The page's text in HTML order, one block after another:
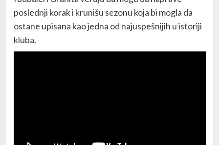
poslednji korak i krunišu sezonu koja bi mogla da
ostane upisana kao jedna od najuspešnijih u istoriji
kluba.